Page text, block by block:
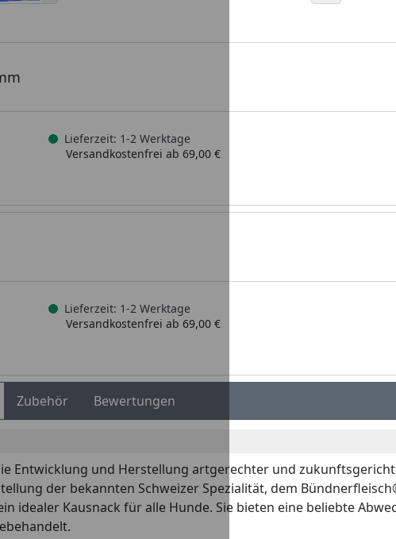
Lieferzeit: 1-2 Werktage
Versandkostenfrei ab 69,00 €
Lieferzeit: 1-2 Werktage
Versandkostenfrei ab 69,00 €
Zubehör Bewertungen
Entwicklung und Herstellung artgerechter und
der bekannten Schweizer Spezialität, dem
idealer Kausnack für alle Hunde. Sie bieten eine beliebte